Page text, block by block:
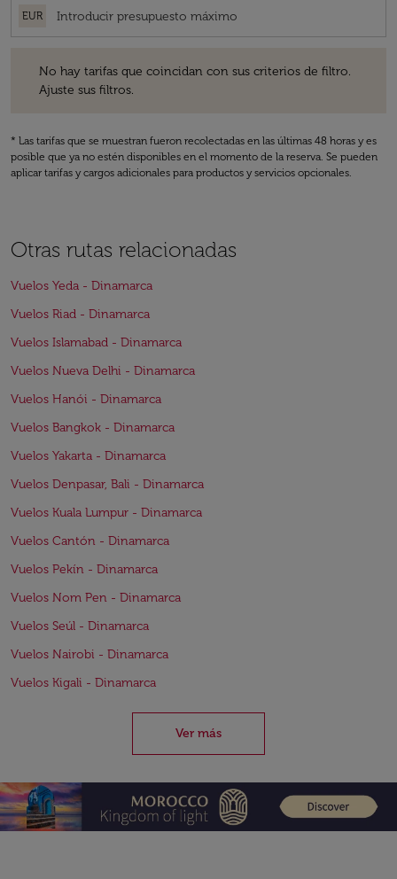
EUR
No hay tarifas que coincidan con sus criterios de filtro.
Ajuste sus filtros.
* Las tarifas que se muestran fueron recolectadas en las últimas 48 horas y es
posible que ya no estén disponibles en el momento de la reserva. Se pueden
aplicar tarifas y cargos adicionales para productos y servicios opcionales.
Otras rutas relacionadas
Vuelos Yeda - Dinamarca
Vuelos Riad - Dinamarca
Vuelos Islamabad - Dinamarca
Vuelos Nueva Delhi - Dinamarca
Vuelos Hanói - Dinamarca
Vuelos Bangkok - Dinamarca
Vuelos Yakarta - Dinamarca
Vuelos Denpasar, Bali - Dinamarca
Vuelos Kuala Lumpur - Dinamarca
Vuelos Cantón - Dinamarca
Vuelos Pekín - Dinamarca
Vuelos Nom Pen - Dinamarca
Vuelos Seúl - Dinamarca
Vuelos Nairobi - Dinamarca
Vuelos Kigali - Dinamarca
Ver más